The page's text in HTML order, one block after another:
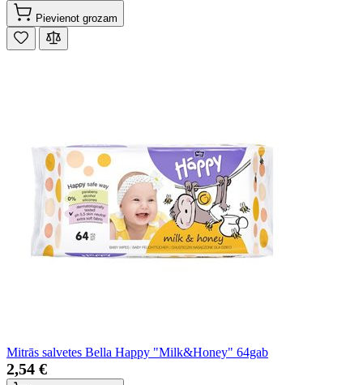
Pievienot grozam
Mitrās salvetes Bella Happy "Milk&Honey" 64gab
2,54 €